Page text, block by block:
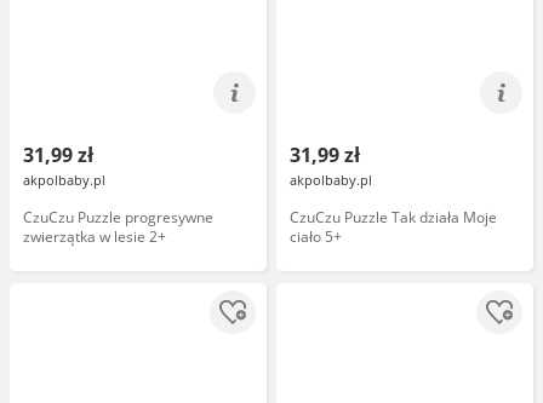
31,99 zł
akpolbaby.pl
CzuCzu Puzzle progresywne
zwierzątka w lesie 2+
31,99 zł
akpolbaby.pl
CzuCzu Puzzle Tak działa Moje
ciało 5+